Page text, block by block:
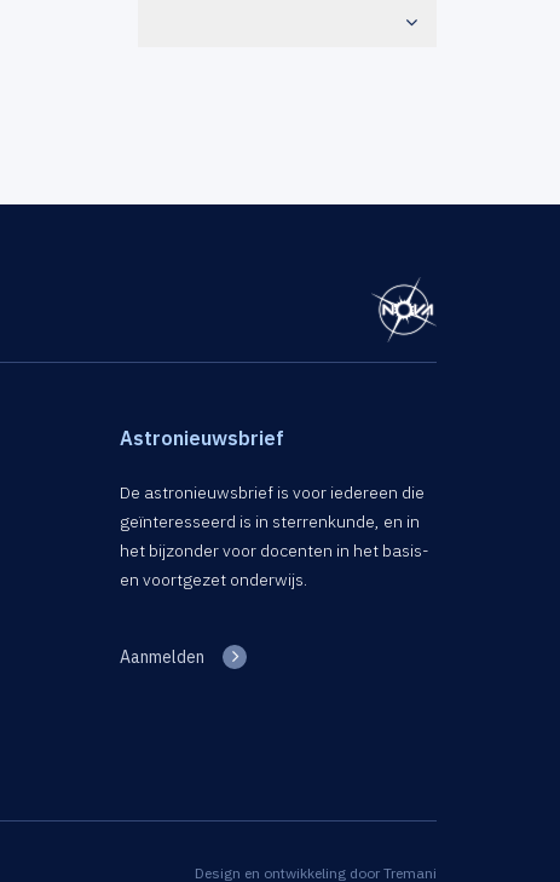
Astronieuwsbrief
De astronieuwsbrief is voor iedereen die
geïnteresseerd is in sterrenkunde, en in
het bijzonder voor docenten in het basis-
en voortgezet onderwijs.
Aanmelden
Design en ontwikkeling door Tremani